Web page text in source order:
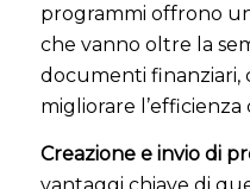
programmi offrono
che vanno oltre la
documenti finanziari,
migliorare l’efficienza
Creazione e invio di
vantaggi chiave di